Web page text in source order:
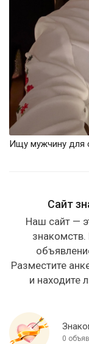
Ищу мужчину для
Сайт
Наш сайт —
знакомств.
Разместите
и находите
0